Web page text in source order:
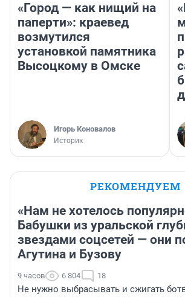
«Город — как нищий на
паперти»: краевед
возмутился
установкой памятника
Высоцкому в Омске
Игорь Коновалов
Историк
РЕКОМЕНДУЕМ
«Нам не хотелось
Бабушки из уральской
звездами соцсетей — они
Агутина и Бузову
9 часов 6 804 18
Не нужно выбрасывать и сжигать